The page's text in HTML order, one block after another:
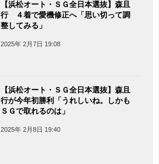
【浜松オート・ＳＧ全日本選抜】森且
行 ４着で愛機修正へ「思い切って調
整してみる」
2025年 2月7日 19:08
【浜松オート・ＳＧ全日本選抜】森且
行が今年初勝利「うれしいね。しかも
ＳＧで取れるのは」
2025年 2月8日 19:40